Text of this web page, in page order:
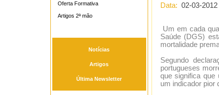
Oferta Formativa
Artigos 2ª mão
Notícias
Artigos
Última Newsletter
Data: 02-03-2012
Um em cada
Saúde (DGS)
mortalidade
Segundo
portugueses
que significa
um indicador pior